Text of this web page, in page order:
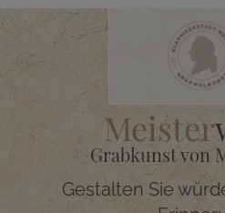
Meister
Grabkunst von
Gestalten Sie